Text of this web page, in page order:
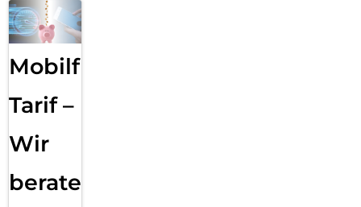
Mobilfunk
Tarif –
Wir
beraten